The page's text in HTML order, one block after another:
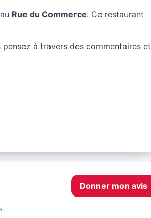
Rue du Commerce. Ce restaurant
à travers des commentaires et
Donner mon avis